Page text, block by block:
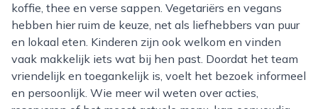
koffie, thee en verse sappen. Vegetariërs en vegans
hebben hier ruim de keuze, net als liefhebbers van puur
en lokaal eten. Kinderen zijn ook welkom en vinden
vaak makkelijk iets wat bij hen past. Doordat het team
vriendelijk en toegankelijk is, voelt het bezoek informeel
en persoonlijk. Wie meer wil weten over acties,